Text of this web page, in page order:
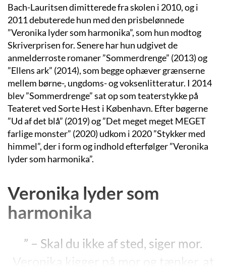
Bach-Lauritsen dimitterede fra skolen i 2010, og i
2011 debuterede hun med den prisbelønnede
”Veronika lyder som harmonika”, som hun modtog
Skriverprisen for.Senere har hun udgivet de
anmelderroste romaner ”Sommerdrenge” (2013) og
”Ellens ark” (2014), som begge ophæver grænserne
mellem børne-, ungdoms- og voksenlitteratur. I 2014
blev ”Sommerdrenge” sat op som teaterstykke på
Teateret ved Sorte Hest i København. Efter bøgerne
”Ud af det blå” (2019) og ”Det meget meget MEGET
farlige monster” (2020) udkom i 2020 ”Stykker med
himmel”, der i form og indhold efterfølger ”Veronika
lyder som harmonika”.
Veronika lyder som
harmonika
” – Skal du ikke af sted, siger mor.
Veronika kigger på mor og tænker, at